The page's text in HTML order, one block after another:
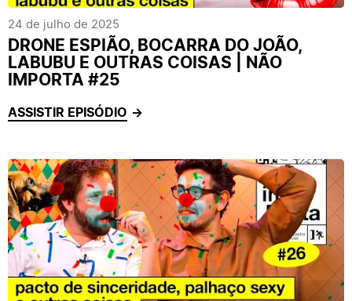
24 de julho de 2025
DRONE ESPIÃO, BOCARRA DO JOÃO,
LABUBU E OUTRAS COISAS | NÃO
IMPORTA #25
ASSISTIR EPISÓDIO